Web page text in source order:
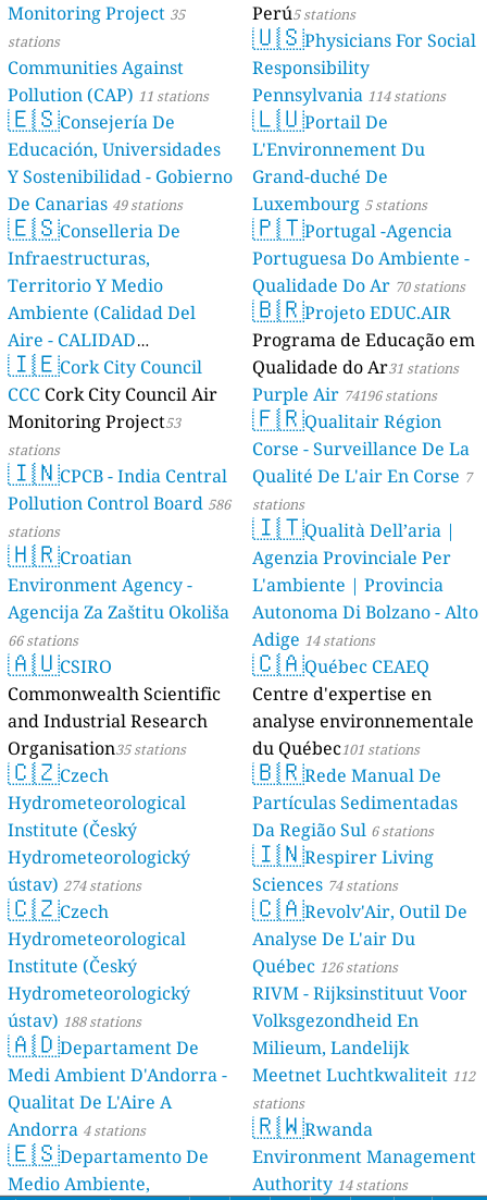
Monitoring Project 35
stations
Communities Against
Pollution (CAP) 11 stations
🇪🇸Consejería De
Educación, Universidades
Y Sostenibilidad - Gobierno
De Canarias 49 stations
🇪🇸Conselleria De
Infraestructuras,
Territorio Y Medio
Ambiente (Calidad Del
Aire - CALIDAD
AMBIENTAL) 23 stations
🇮🇪Cork City Council
CCC Cork City Council Air
Monitoring Project53
stations
🇮🇳CPCB - India Central
Pollution Control Board 586
stations
🇭🇷Croatian
Environment Agency -
Agencija Za Zaštitu Okoliša
66 stations
🇦🇺CSIRO
Commonwealth Scientific
and Industrial Research
Organisation35 stations
🇨🇿Czech
Hydrometeorological
Institute (Český
Hydrometeorologický
ústav) 274 stations
🇨🇿Czech
Hydrometeorological
Institute (Český
Hydrometeorologický
ústav) 188 stations
🇦🇩Departament De
Medi Ambient D'Andorra -
Qualitat De L'Aire A
Andorra 4 stations
🇪🇸Departamento De
Medio Ambiente,
Perú5 stations
🇺🇸Physicians For Social
Responsibility
Pennsylvania 114 stations
🇱🇺Portail De
L'Environnement Du
Grand-duché De
Luxembourg 5 stations
🇵🇹Portugal -Agencia
Portuguesa Do Ambiente -
Qualidade Do Ar 70 stations
🇧🇷Projeto EDUC.AIR
Programa de Educação em
Qualidade do Ar31 stations
Purple Air 74196 stations
🇫🇷Qualitair Région
Corse - Surveillance De La
Qualité De L'air En Corse 7
stations
🇮🇹Qualità Dell’aria |
Agenzia Provinciale Per
L'ambiente | Provincia
Autonoma Di Bolzano - Alto
Adige 14 stations
🇨🇦Québec CEAEQ
Centre d'expertise en
analyse environnementale
du Québec101 stations
🇧🇷Rede Manual De
Partículas Sedimentadas
Da Região Sul 6 stations
🇮🇳Respirer Living
Sciences 74 stations
🇨🇦Revolv'Air, Outil De
Analyse De L'air Du
Québec 126 stations
RIVM - Rijksinstituut Voor
Volksgezondheid En
Milieum, Landelijk
Meetnet Luchtkwaliteit 112
stations
🇷🇼Rwanda
Environment Management
Authority 14 stations